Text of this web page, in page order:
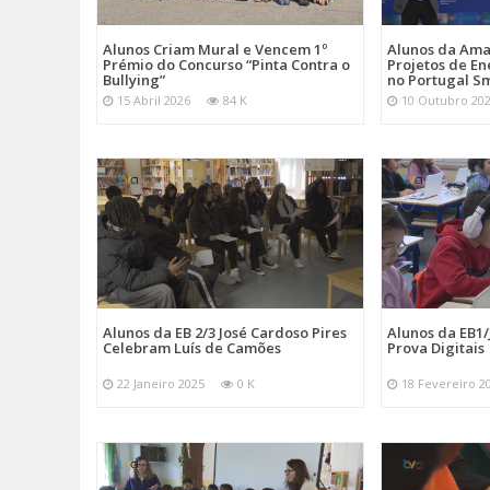
Alunos Criam Mural e Vencem 1º
Prémio do Concurso “Pinta Contra o
Bullying”
15 Abril 2026 84 K
Alunos da
Projetos de
no Portugal
10 Outubro
Alunos da EB 2/3 José Cardoso Pires
Celebram Luís de Camões
22 Janeiro 2025 0 K
Alunos da
Prova Digitais
18 Fevereiro